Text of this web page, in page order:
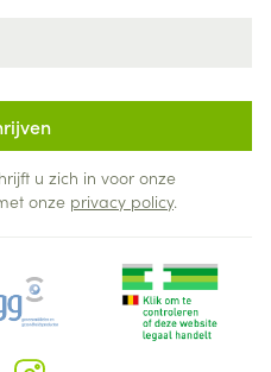
u zich in voor onze
onze privacy policy.